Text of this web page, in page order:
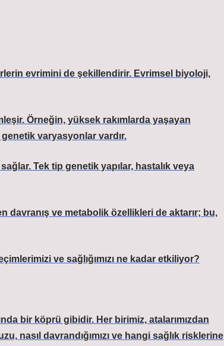
evrimini de şekillendirir. Evrimsel biyoloji,
Örneğin, yüksek rakımlarda yaşayan
varyasyonlar vardır.
Tek tip genetik yapılar, hastalık veya
davranış ve metabolik özellikleri de aktarır; bu,
ve sağlığımızı ne kadar etkiliyor?
bir köprü gibidir. Her birimiz, atalarımızdan
nasıl davrandığımızı ve hangi sağlık risklerine